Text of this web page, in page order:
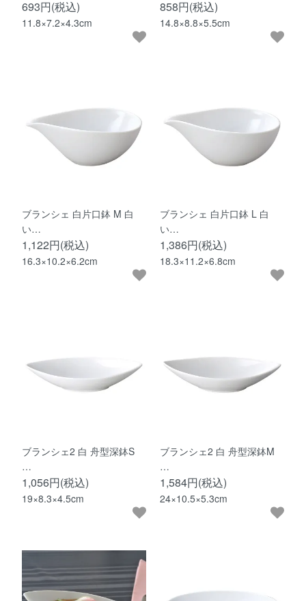
693円(税込)
11.8×7.2×4.3cm
858円(税込)
14.8×8.8×5.5cm
ブランシェ 白片口鉢 M 白
い…
1,122円(税込)
16.3×10.2×6.2cm
ブランシェ 白片口鉢 L 白
い…
1,386円(税込)
18.3×11.2×6.8cm
ブランシェ2 白 舟型深鉢S
…
1,056円(税込)
19×8.3×4.5cm
ブランシェ2 白 舟型深鉢M
…
1,584円(税込)
24×10.5×5.3cm